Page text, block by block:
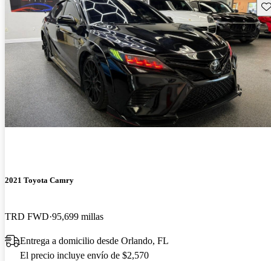
2021 Toyota Camry
TRD FWD 95,699 millas
Entrega a domicilio desde Orlando, FL
El precio incluye envío de $2,570